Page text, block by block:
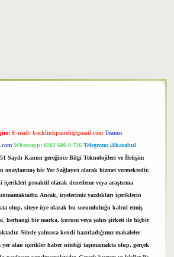
E-mail: backlinkpaneli@gmail.com Teams:
Whatsapp: 0262 606 0 726 Telegram: @karabul
Sayılı Kanun gereğince Bilgi Teknolojileri ve İletişim
bir Yer Sağlayıcı olarak hizmet vermektedir.
içerikleri proaktif olarak denetleme veya araştırma
Ancak, üyelerimiz yazdıkları içeriklerin
olup, siteye üye olarak bu sorumluluğu kabul etmiş
herhangi bir marka, kurum veya şahıs şirketi ile hiçbir
Sitede yalnızca kendi hazırladığımız makaleler
yer alan içerikler haber niteliği taşımamakta olup, gerçek